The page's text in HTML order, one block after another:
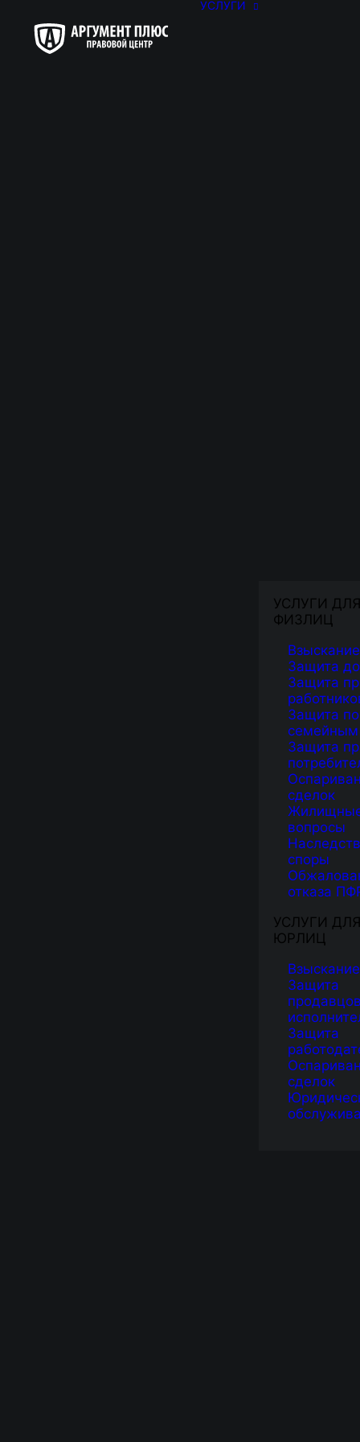
УСЛУГИ
УСЛУГИ ДЛЯ
ФИЗЛИЦ
Защита
Защита
Защита по
Защита
сделок
вопросы
споры
отказа
УСЛУГИ ДЛЯ
ЮРЛИЦ
Защита
Защита
сделок